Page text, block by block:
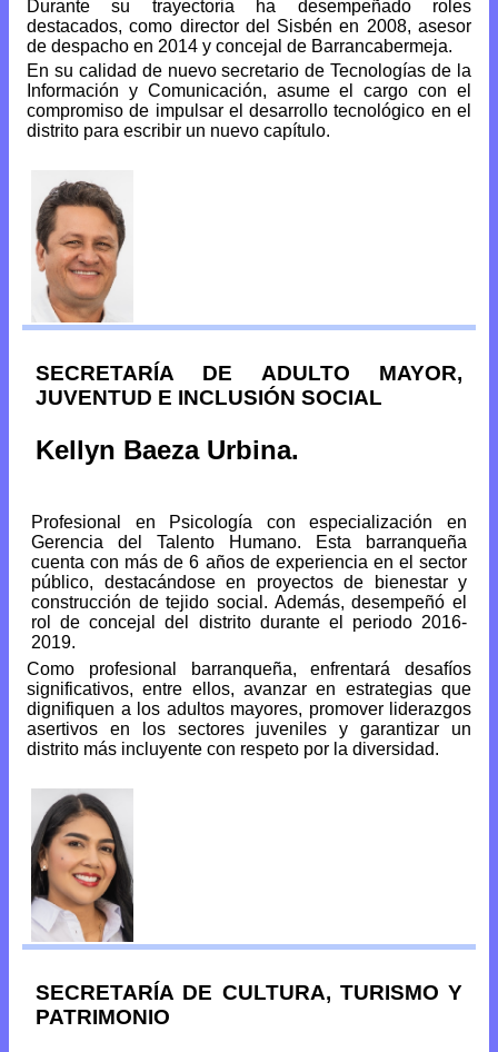
Durante su trayectoria ha desempeñado roles
destacados, como director del Sisbén en 2008, asesor
de despacho en 2014 y concejal de Barrancabermeja.
En su calidad de nuevo secretario de Tecnologías de la
Información y Comunicación, asume el cargo con el
compromiso de impulsar el desarrollo tecnológico en el
distrito para escribir un nuevo capítulo.
SECRETARÍA DE ADULTO MAYOR,
JUVENTUD E INCLUSIÓN SOCIAL
Kellyn Baeza Urbina.
Profesional en Psicología con especialización en
Gerencia del Talento Humano. Esta barranqueña
cuenta con más de 6 años de experiencia en el sector
público, destacándose en proyectos de bienestar y
construcción de tejido social. Además, desempeñó el
rol de concejal del distrito durante el periodo 2016-
2019.
Como profesional barranqueña, enfrentará desafíos
significativos, entre ellos, avanzar en estrategias que
dignifiquen a los adultos mayores, promover liderazgos
asertivos en los sectores juveniles y garantizar un
distrito más incluyente con respeto por la diversidad.
SECRETARÍA DE CULTURA, TURISMO Y
PATRIMONIO